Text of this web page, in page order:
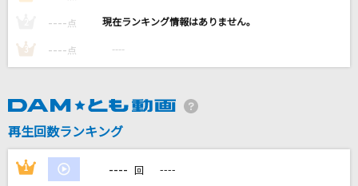
1/3の純情な感情
SIAM SHADE
---- 点 ----
3 ---- 点 ----
再生回数ランキング
1 ---- 回 ----